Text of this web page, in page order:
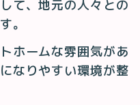
て、地元の人々との
。
ホームな雰囲気があ
なりやすい環境が整